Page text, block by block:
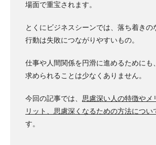
場面で重宝されます。
とくにビジネスシーンでは、落ち着きの
行動は失敗につながりやすいもの。
仕事や人間関係を円滑に進めるためにも
求められることは少なくありません。
今回の記事では、 思慮深い人の特徴やメ
リット、思慮深くなるための方法につい
す。